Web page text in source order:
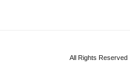
All Rights Reserved